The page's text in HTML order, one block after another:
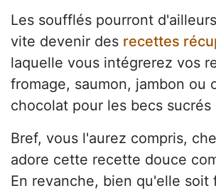
Les soufflés pourront
vite devenir des recettes
laquelle vous intégrerez vos
fromage, saumon, jambon ou
chocolat pour les becs sucrés
Bref, vous l'aurez compris,
adore cette recette douce
En revanche, bien qu'elle soit